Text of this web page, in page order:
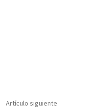
Artículo siguiente